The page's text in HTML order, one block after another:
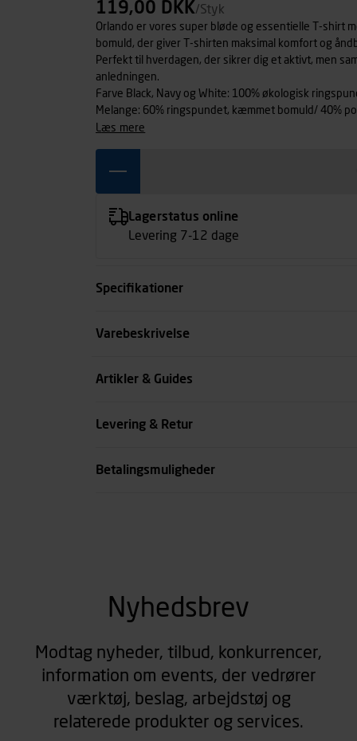
119,00 DKK/Styk
Orlando er vores super bløde og essentielle T-shirt
bomuld, der giver T-shirten maksimal komfort og
Perfekt til hverdagen, der sikrer dig et aktivt, men
anledningen.
Farve Black, Navy og White: 100% økologisk
Melange: 60% ringspundet, kæmmet bomuld/ 40%
læs mere
Lagerstatus online
Levering 7-12 dage
Specifikationer
Størrelse
Varebeskrivelse
Artikler & Guides
Levering & Retur
Betalingsmuligheder
Nyhedsbrev
Modtag nyheder, tilbud, konkurrencer,
information om events, der vedrører
værktøj, beslag, arbejdstøj og
relaterede produkter og services.